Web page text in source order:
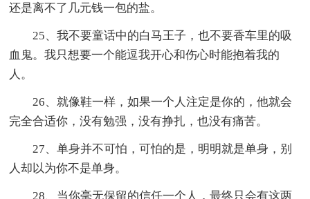
还是离不了几元钱一包的盐。
25、我不要童话中的白马王子，也不要香车里的吸
血鬼。我只想要一个能逗我开心和伤心时能抱着我的
人。
26、就像鞋一样，如果一个人注定是你的，他就会
完全合适你，没有勉强，没有挣扎，也没有痛苦。
27、单身并不可怕，可怕的是，明明就是单身，别
人却以为你不是单身。
28、当你毫无保留的信任一个人，最终只会有这两